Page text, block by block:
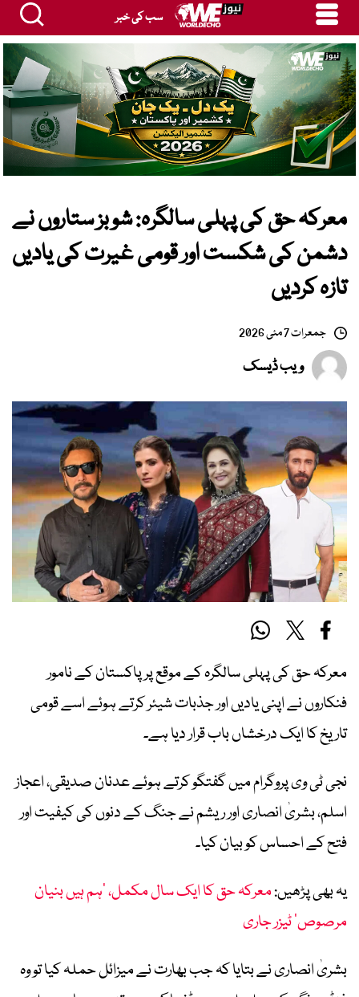
سب کی خبر
معرکہ حق کی پہلی سالگرہ: شوبز ستاروں نے
دشمن کی شکست اور قومی غیرت کی یادیں
تازہ کردیں
جمعرات 7 مئی 2026
ویب ڈیسک
معرکہ حق کی پہلی سالگرہ کے موقع پر پاکستان کے نامور
فنکاروں نے اپنی یادیں اور جذبات شیئر کرتے ہوئے اسے قومی
تاریخ کا ایک درخشاں باب قرار دیا ہے۔
نجی ٹی وی پروگرام میں گفتگو کرتے ہوئے عدنان صدیقی، اعجاز
اسلم، بشریٰ انصاری اور ریشم نے جنگ کے دنوں کی کیفیت اور
فتح کے احساس کو بیان کیا۔
یہ بھی پڑھیں:معرکہ حق کا ایک سال مکمل، ’ہم ہیں بنیان
مرصوص‘ ٹیزر جاری
بشریٰ انصاری نے بتایا کہ جب بھارت نے میزائل حملہ کیا تو وہ